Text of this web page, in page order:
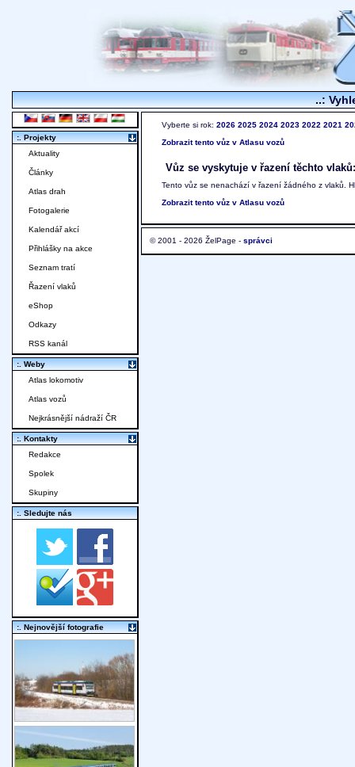
..:
Vyberte si rok: 2026 2025 2024 2023 2022 2021
Zobrazit tento vůz v Atlasu vozů
Vůz se vyskytuje v řazení těchto vlaků:
Tento vůz se nenachází v řazení žádného z vlaků.
Zobrazit tento vůz v Atlasu vozů
© 2001 - 2026 ŽelPage - správci
:. Projekty
Aktuality
Články
Atlas drah
Fotogalerie
Kalendář akcí
Přihlášky na akce
Seznam tratí
Řazení vlaků
eShop
Odkazy
RSS kanál
:. Weby
Atlas lokomotiv
Atlas vozů
Nejkrásnější nádraží ČR
:. Kontakty
Redakce
Spolek
Skupiny
:. Sledujte nás
:. Nejnovější fotografie